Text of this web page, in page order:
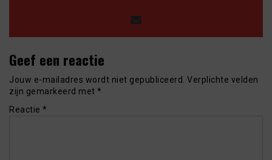
Geef een reactie
Jouw e-mailadres wordt niet gepubliceerd. Verplichte velden
zijn gemarkeerd met *
Reactie *